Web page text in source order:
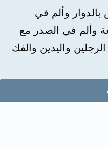
بالدوار وألم في
وألم في الصدر مع
واليدين والفك